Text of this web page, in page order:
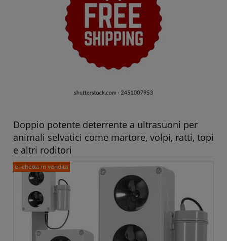
Doppio potente deterrente a ultrasuoni per
animali selvatici come martore, volpi, ratti, topi
e altri roditori
etichetta in vendita